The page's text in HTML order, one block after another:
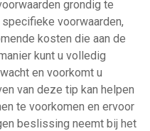
grondig te
voorwaarden,
kosten die aan de
kunt u volledig
en voorkomt u
van deze tip kan helpen
te voorkomen en ervoor
beslissing neemt bij het